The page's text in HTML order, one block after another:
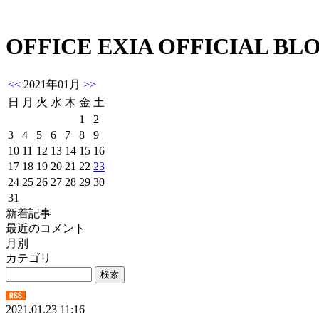
OFFICE EXIA OFFICIAL
<< 2021年01月 >>
日
月 火 水 木 金 土
1
2
3
4 5 6 7 8
9
10 11 12 13 14 15 16
17 18 19 20 21 22 23
24 25 26 27 28 29 30
31
新着記事
最近のコメント
月別
カテゴリ
2021.01.23 11:16